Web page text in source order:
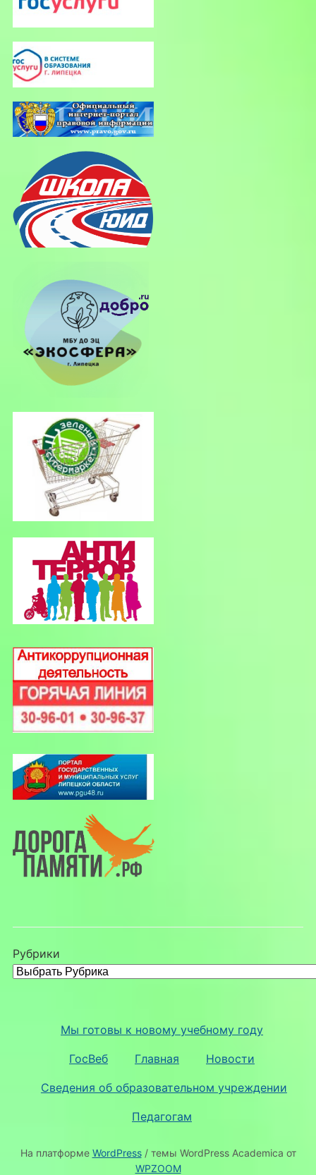
Рубрики
Мы готовы к новому учебному году
ГосВеб Главная Новости
Сведения об образовательном учреждении
Педагогам
На платформе WordPress/ темы WordPress Academica от
WPZOOM